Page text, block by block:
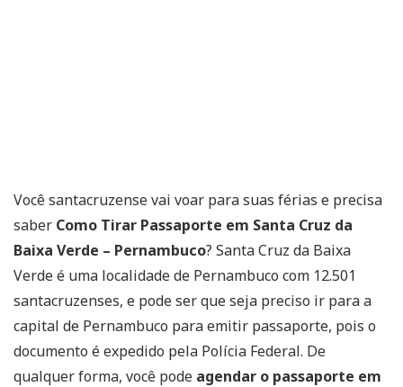
Você santacruzense vai voar para suas férias e precisa
saber Como Tirar Passaporte em Santa Cruz da
Baixa Verde – Pernambuco? Santa Cruz da Baixa
Verde é uma localidade de Pernambuco com 12.501
santacruzenses, e pode ser que seja preciso ir para a
capital de Pernambuco para emitir passaporte, pois o
documento é expedido pela Polícia Federal. De
qualquer forma, você pode agendar o passaporte em